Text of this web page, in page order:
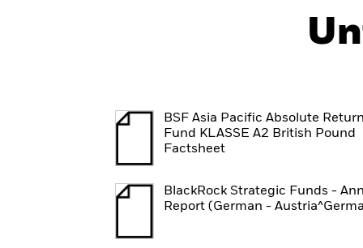
BSF Asia Pacific Absolute
Fund KLASSE A2 British Pound
Factsheet
BlackRock Strategic Funds -
Report (German -